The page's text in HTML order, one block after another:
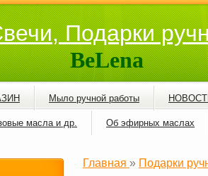
Подарки
BeLena
Мыло ручной работы
масла и др. Об эфирных маслах
Главная » Подарки